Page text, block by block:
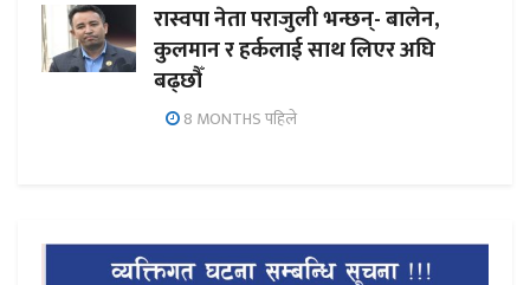
रास्वपा नेता पराजुली भन्छन्- बालेन,
कुलमान र हर्कलाई साथ लिएर अघि
बढ्छौँ
8 MONTHS पहिले